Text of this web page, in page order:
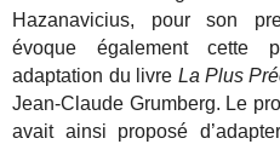
Hazanavicius, pour son
évoque également cette
adaptation du livre La Plus
Jean-Claude Grumberg. Le
avait ainsi proposé